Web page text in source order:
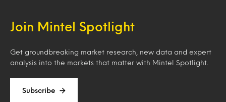
Join Mintel Spotlight
Get groundbreaking market research, new data and expert
analysis into the markets that matter with Mintel Spotlight.
Subscribe